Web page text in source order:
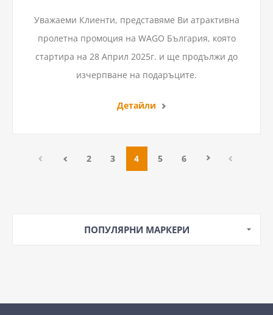
Уважаеми Клиенти, представяме Ви атрактивна
пролетна промоция на WAGO България, която
стартира на 28 Април 2025г. и ще продължи до
изчерпване на подаръците.
Детайли
2 3 4 5 6
ПОПУЛЯРНИ МАРКЕРИ